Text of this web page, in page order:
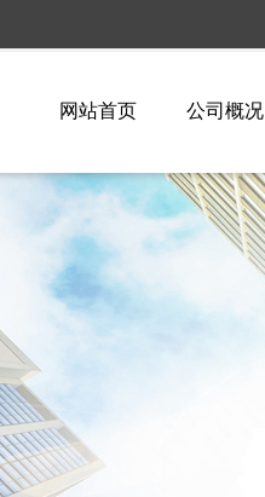
网站首页 公司概况